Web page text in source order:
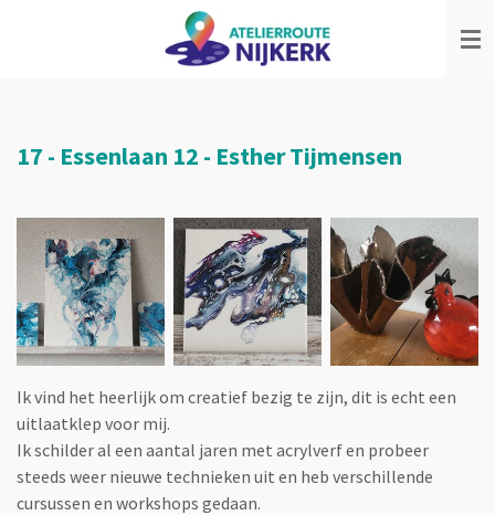
17 - Essenlaan 12 - Esther Tijmensen
Ik vind het heerlijk om creatief bezig te zijn, dit is echt een
uitlaatklep voor mij.
Ik schilder al een aantal jaren met acrylverf en probeer
steeds weer nieuwe technieken uit en heb verschillende
cursussen en workshops gedaan.